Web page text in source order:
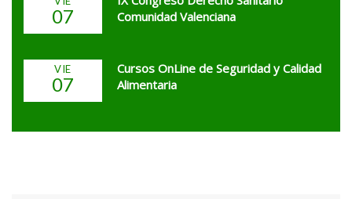
07
Comunidad Valenciana
VIE
07
Cursos OnLine de Seguridad y Calidad
Alimentaria